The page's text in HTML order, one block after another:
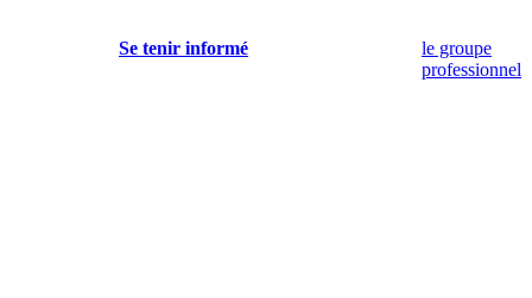
le groupe
professionnel
Se tenir informé